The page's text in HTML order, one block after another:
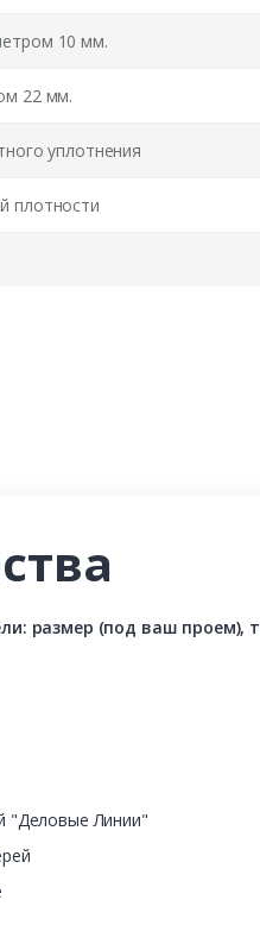
10 мм.
22 мм.
уплотнения
плотности
размер (под ваш проем),
"Деловые Линии"